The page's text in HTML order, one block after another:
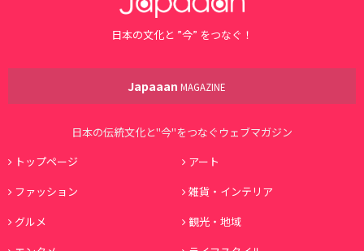
日本の文化と ”今” をつなぐ！
Japaaan MAGAZINE
日本の伝統文化と"今"をつなぐウェブマガジン
トップページ
アート
ファッション
雑貨・インテリア
グルメ
観光・地域